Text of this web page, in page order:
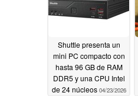
Shuttle presenta un
mini PC compacto con
hasta 96 GB de RAM
DDR5 y una CPU Intel
de 24 núcleos 04/23/2026